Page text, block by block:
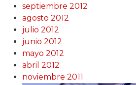
septiembre 2012
agosto 2012
julio 2012
junio 2012
mayo 2012
abril 2012
noviembre 2011